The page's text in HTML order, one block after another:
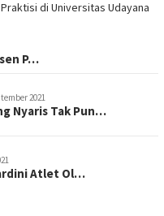
P…
2021
Nyaris Tak Pun…
Atlet Ol…